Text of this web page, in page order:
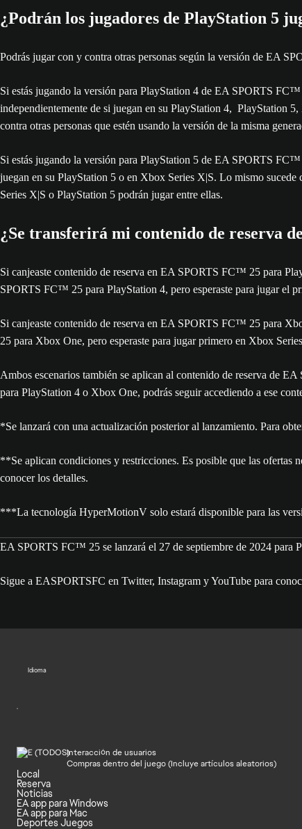
¿Podrán los jugadores de PlayStation 5
Podrás jugar con y contra otras personas según la versión de EA
Si estás jugando la versión para PlayStation 4 de EA SPORTS
independientemente de si juegan en su PlayStation 4, PlayStation
contra otras personas que estén usando la versión de la misma
Si estás jugando la versión para PlayStation 5 de EA SPORTS
juegan en su PlayStation 5 o en Xbox Series X|S. Lo mismo
Series X|S o PlayStation 5 podrán jugar entre ellas.
¿Se transferirá mi contenido de reserva
Si canjeaste contenido de reserva en EA SPORTS FC™ 25 para
SPORTS FC™ 25 para PlayStation 4, pero esperaste para jugar el
Si canjeaste contenido de reserva en EA SPORTS FC™ 25 para
25 para Xbox One, pero esperaste para jugar primero en Xbox
Ambos escenarios también se aplican al contenido de reserva de
para PlayStation 4 o Xbox One, podrás seguir accediendo a ese
*Se lanzará con una actualización posterior al lanzamiento. Para
**Se aplican condiciones y restricciones. Es posible que las ofertas
conocer los detalles.
***La tecnología HyperMotionV solo estará disponible para las
EA SPORTS FC™ 25 se lanzará el 27 de septiembre de 2024
Sigue a EASPORTSFC en Twitter, Instagram y YouTube para
Idioma
Interacción de usuarios
Compras dentro del juego (Incluye artículos aleatorios)
Local
Reserva
Noticias
EA app para Windows
EA app para Mac
Deportes Juegos